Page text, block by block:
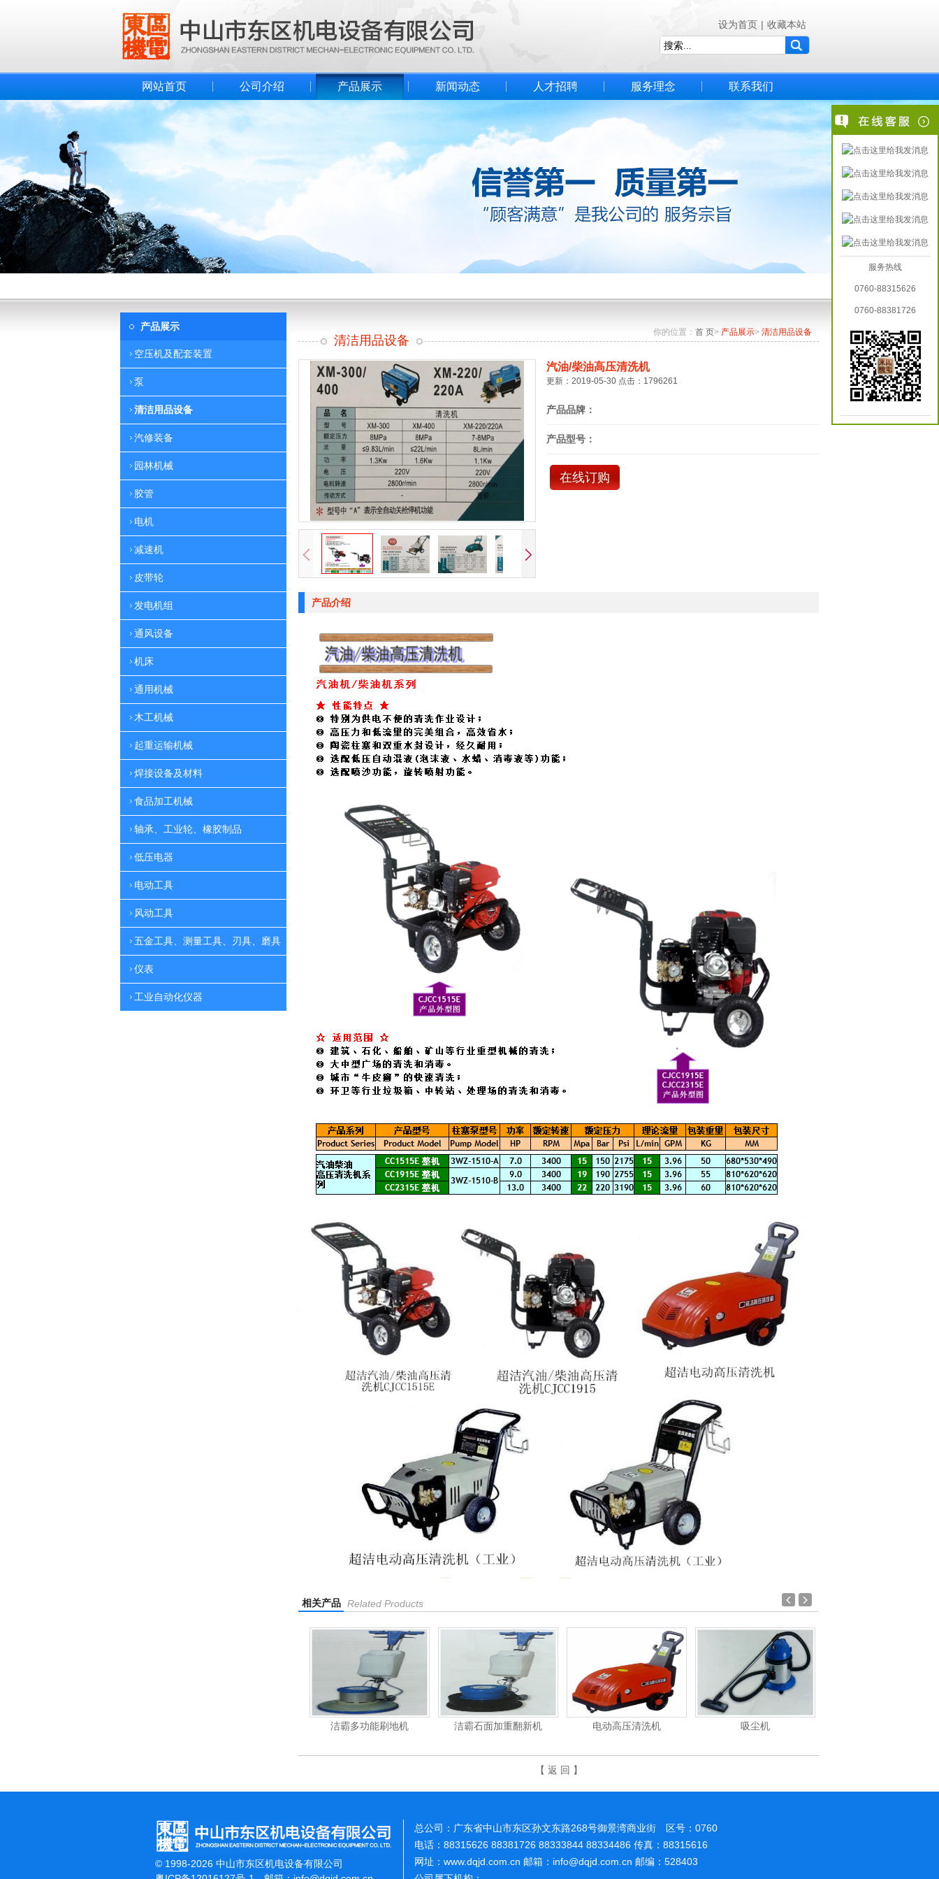
设为首页 | 收藏本站
网站首页 公司介绍 产品展示 新闻动态 人才招聘 服务理念 联系我们
产品展示
空压机及配套装置
泵
清洁用品设备
汽修装备
园林机械
胶管
电机
减速机
皮带轮
发电机组
通风设备
机床
通用机械
木工机械
起重运输机械
焊接设备及材料
食品加工机械
轴承、工业轮、橡胶制品
低压电器
电动工具
风动工具
五金工具、测量工具、刃具、磨具
仪表
工业自动化仪器
你的位置： 首 页> 产品展示> 清洁用品设备
清洁用品设备
汽油/柴油高压清洗机
更新：2019-05-30 点击：1796261
产品品牌：
产品型号：
在线订购
产品介绍
相关产品 Related Products
洁霸多功能刷地机 洁霸石面加重翻新机 电动高压清洗机 吸尘机
【 返 回 】
© 1998-2026 中山市东区机电设备有限公司
总公司：广东省中山市东区孙文东路268号御景湾商业街 区号：0760
电话：88315626 88381726 88333844 88334486 传真：88315616
网址：www.dqjd.com.cn 邮箱：info@dqjd.com.cn 邮编：528403
服务热线
0760-88315626
0760-88381726